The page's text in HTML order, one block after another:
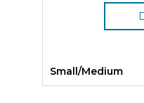
Small/Medium